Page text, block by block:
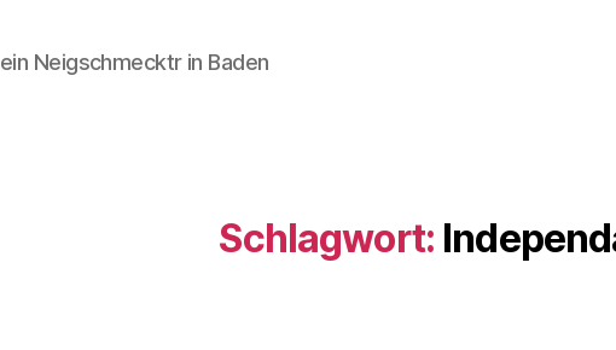
ein Neigschmecktr in Baden
Schlagwort: